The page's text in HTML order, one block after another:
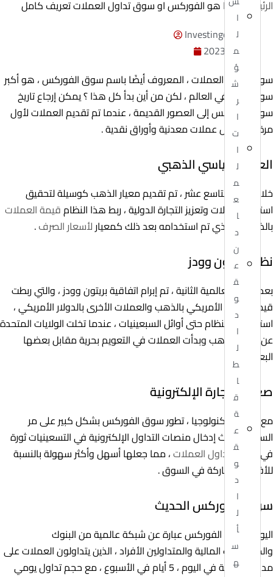
ا
ل
م
ؤ
ش
ر
ا
ت
ا
ل
م
ع
ا
د
ن
ع
ق
و
د
ا
ل
ط
ا
ق
ة
ع
ق
و
د
ا
ل
أ
س
ه
الرئيسية »ما هو الفوركس او سوق تداول العملات تعريف كامل
Investingor Admin
سوق تداول العملات ، المعروف أيضًا باسم سوق الفوركس ، هو أكبر
سوق مالي في العالم ، لكن من أين بدأ كل هذا ؟ يمكن إرجاع تاريخ
سوق الفوركس إلى العصور القديمة ، عندما تم تقديم العملات لأول
مرة في شكل عملات معدنية وأوراق نقدية .
العصر القياسي الذهبي
خلال القرن التاسع عشر ، تم تقديم معيار الذهب كوسيلة لتحقيق
استقرار العملات وتعزيز التجارة الدولية ، ربط هذا النظامقيمة العملات
بالذهب ، والذي تم استخدامه بعد ذلك كمعيار لأسعار الصرف.
نظام بريتون وودز
بعد الحرب العالمية الثانية ، تم إبرام اتفاقية بريتون وودز ، والتي ربطت
قيمة الدولار الأمريكي بالذهب والعملات الأخرى بالدولار الأمريكي ،
استمر هذا النظام حتى أوائل السبعينيات ، عندما تخلت الولايات المتحدة
عن معيار الذهب وبدأت العملات في التعويم بحرية مقابل بعضها
البعض .
صعود التجارة الإلكترونية
مع ظهور التكنولوجيا ، تطور سوق الفوركس بشكل كبير على مر
السنين ، أحدث إدخال منصات التداول الإلكترونية في التسعينيات ثورة
في طريقة تداول العملات، مما جعلها أسهل وأكثر سهولة بالنسبة
للأفراد للمشاركة في السوق .
سوق الفوركس الحديث
اليوم ، سوق الفوركس عبارة عن شبكة عالمية من البنوك
والمؤسسات المالية والمتداولين الأفراد ، الذين يتداولون العملات على
مدار 24 ساعة في اليوم ، 5 أيام في الأسبوع ، مع حجم تداول يومي